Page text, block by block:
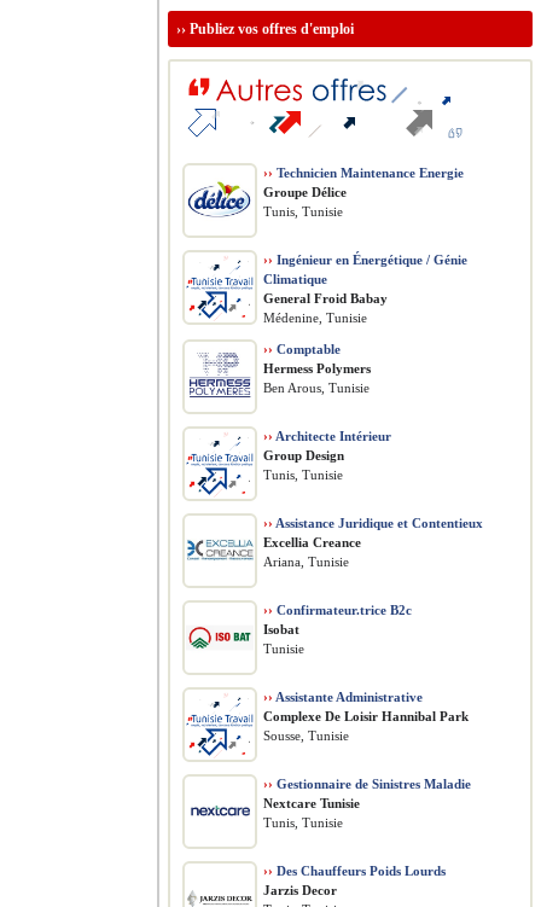
›› Publiez vos offres d'emploi
›› Technicien Maintenance Energie
Groupe Délice
Tunis, Tunisie
›› Ingénieur en Énergétique / Génie
Climatique
General Froid Babay
Médenine, Tunisie
›› Comptable
Hermess Polymers
Ben Arous, Tunisie
›› Architecte Intérieur
Group Design
Tunis, Tunisie
›› Assistance Juridique et Contentieux
Excellia Creance
Ariana, Tunisie
›› Confirmateur.trice B2c
Isobat
Tunisie
›› Assistante Administrative
Complexe De Loisir Hannibal Park
Sousse, Tunisie
›› Gestionnaire de Sinistres Maladie
Nextcare Tunisie
Tunis, Tunisie
›› Des Chauffeurs Poids Lourds
Jarzis Decor